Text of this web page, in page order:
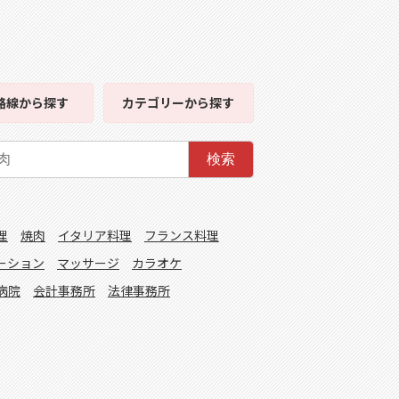
線から探す カテゴリーから探す
検索
焼肉 イタリア料理
フランス料理
ション マッサージ
カラオケ
院 会計事務所 法律事務所